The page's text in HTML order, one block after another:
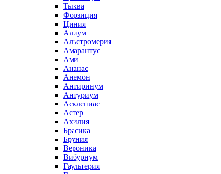
Тыква
Форзиция
Циния
Алиум
Альстромерия
Амарантус
Ами
Ананас
Анемон
Антиринум
Антуриум
Асклепиас
Астер
Ахилия
Брасика
Бруния
Вероника
Вибурнум
Гаультерия